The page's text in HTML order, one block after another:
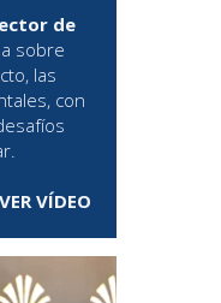
de
sobre
las
con
VER VÍDEO